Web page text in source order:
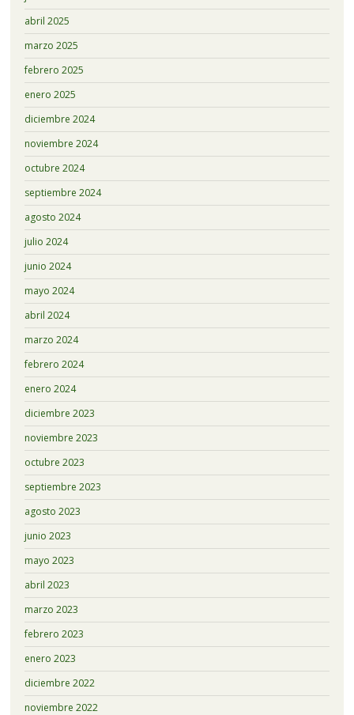
abril 2025
marzo 2025
febrero 2025
enero 2025
diciembre 2024
noviembre 2024
octubre 2024
septiembre 2024
agosto 2024
julio 2024
junio 2024
mayo 2024
abril 2024
marzo 2024
febrero 2024
enero 2024
diciembre 2023
noviembre 2023
octubre 2023
septiembre 2023
agosto 2023
junio 2023
mayo 2023
abril 2023
marzo 2023
febrero 2023
enero 2023
diciembre 2022
noviembre 2022